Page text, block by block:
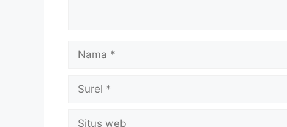
Nama
Surel
Situs